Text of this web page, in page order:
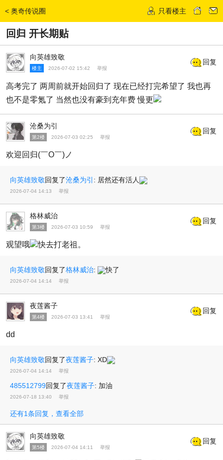
发话题
回归 开长期贴
向英雄致敬
楼主 2026-07-02 15:42 举报
回复
高考完了 两周前就开始回归了 现在已经打完希望了 我也再
也不是零氪了 当然也没有豪到充年费 慢更
沧桑为引
第2楼 2026-07-03 02:25 举报
回复
欢迎回归(￣O￣)ノ
向英雄致敬回复了沧桑为引 : 居然还有活人
2026-07-04 14:13 举报
格林威治
第3楼 2026-07-03 10:59 举报
回复
观望哦 快去打老祖。
向英雄致敬回复了格林威治: 快了
2026-07-04 14:14 举报
夜莲酱子
第4楼 2026-07-03 13:41 举报
回复
dd
向英雄致敬回复了夜莲酱子: XD
2026-07-04 14:14 举报
485512799回复了夜莲酱子: 加油
2026-07-18 13:40 举报
还有1条回复，查看全部
向英雄致敬
第5楼 2026-07-04 14:11 举报
回复
< 奥奇传说圈 只看楼主